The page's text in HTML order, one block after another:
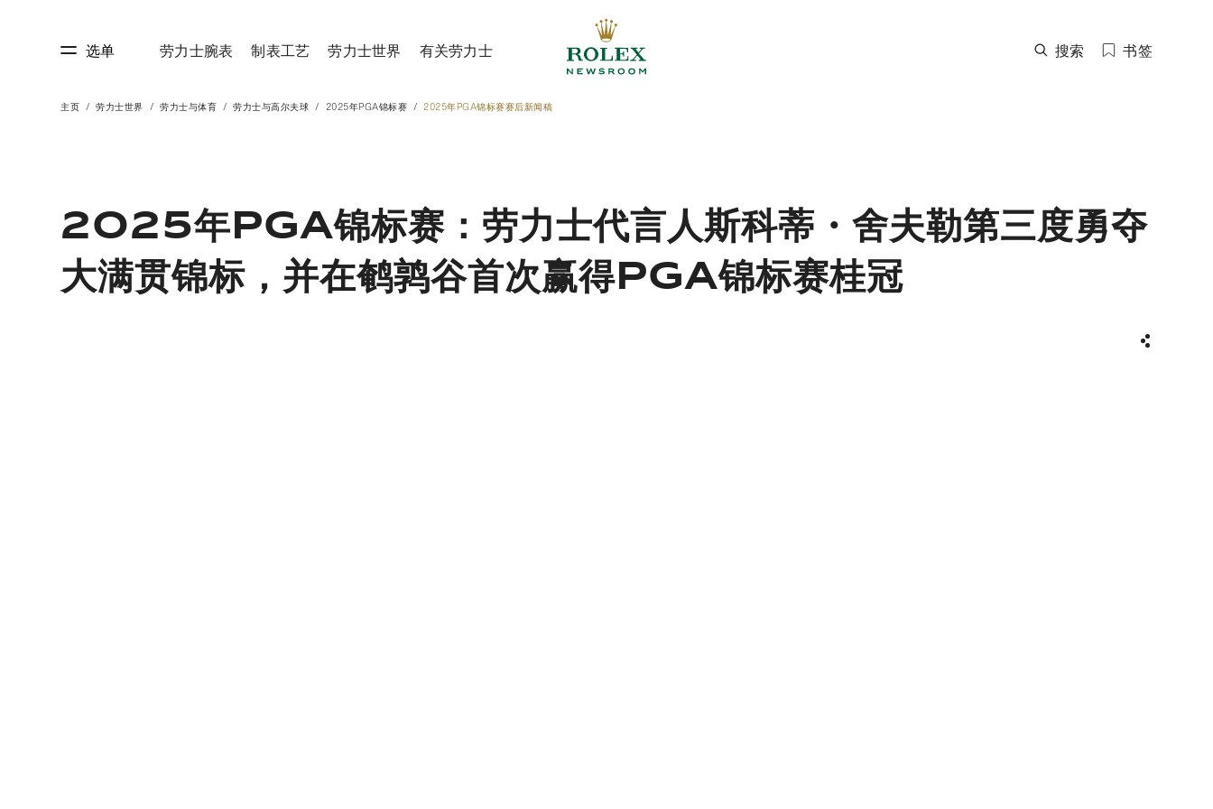
选单 劳力士腕表 制表工艺 劳力士世界 有关劳力士 搜索 书签
主页 劳力士世界 劳力士与体育 劳力士与高尔夫球 2025年PGA锦标赛 2025年PGA锦标赛赛后新闻稿
2025年PGA锦标赛：劳力士代言人斯科蒂・舍夫勒第三度勇夺
大满贯锦标，并在鹌鹑谷首次赢得PGA锦标赛桂冠